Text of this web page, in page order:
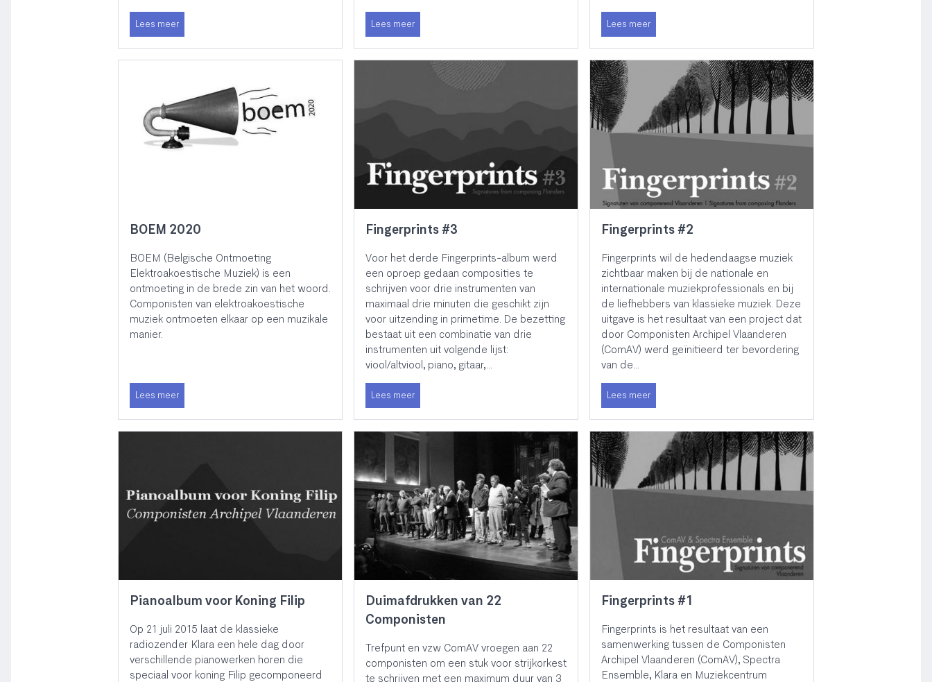
Lees meer Lees meer Lees meer
BOEM 2020
BOEM (Belgische Ontmoeting
Elektroakoestische Muziek) is een
ontmoeting in de brede zin van het woord.
Componisten van elektroakoestische
muziek ontmoeten elkaar op een muzikale
manier.
Lees meer
Fingerprints #3
Voor het derde Fingerprints-album werd
een oproep gedaan composities te
schrijven voor drie instrumenten van
maximaal drie minuten die geschikt zijn
voor uitzending in primetime. De bezetting
bestaat uit een combinatie van drie
instrumenten uit volgende lijst:
viool/altviool, piano, gitaar,…
Lees meer
Fingerprints #2
Fingerprints wil de hedendaagse muziek
zichtbaar maken bij de nationale en
internationale muziekprofessionals en bij
de liefhebbers van klassieke muziek. Deze
uitgave is het resultaat van een project dat
door Componisten Archipel Vlaanderen
(ComAV) werd geïnitieerd ter bevordering
van de…
Lees meer
Pianoalbum voor Koning Filip
Op 21 juli 2015 laat de klassieke
radiozender Klara een hele dag door
verschillende pianowerken horen die
speciaal voor koning Filip gecomponeerd
Duimafdrukken van 22
Componisten
Trefpunt en vzw ComAV vroegen aan 22
componisten om een stuk voor strijkorkest
te schrijven met een maximum duur van 3
Fingerprints #1
Fingerprints is het resultaat van een
samenwerking tussen de Componisten
Archipel Vlaanderen (ComAV), Spectra
Ensemble, Klara en Muziekcentrum